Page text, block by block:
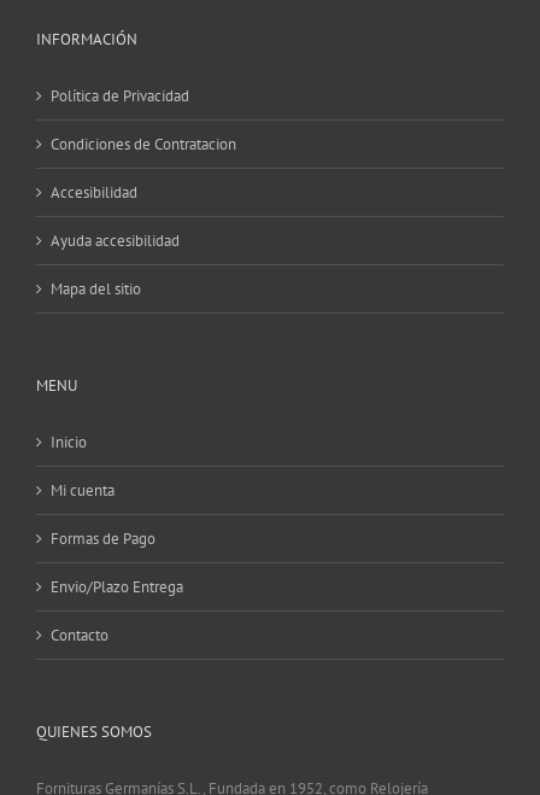
INFORMACIÓN
Política de Privacidad
Condiciones de Contratacion
Accesibilidad
Ayuda accesibilidad
Mapa del sitio
MENU
Inicio
Mi cuenta
Formas de Pago
Envio/Plazo Entrega
Contacto
QUIENES SOMOS
Fornituras Germanías S.L., Fundada en 1952, como Relojería